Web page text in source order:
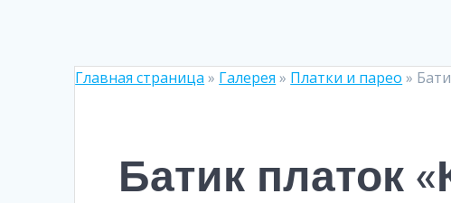
Главная страница » Галерея » Платки и парео »
Батик платок